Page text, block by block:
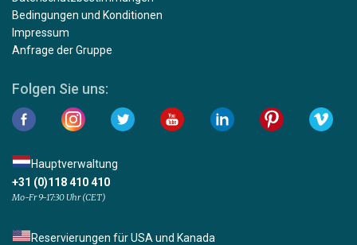
Bedingungen und Konditionen
Impressum
Anfrage der Gruppe
Folgen Sie uns:
Hauptverwaltung
+31 (0)118 410 410
Mo-Fr 9-17:30 Uhr (CET)
Reservierungen für USA und Kanada